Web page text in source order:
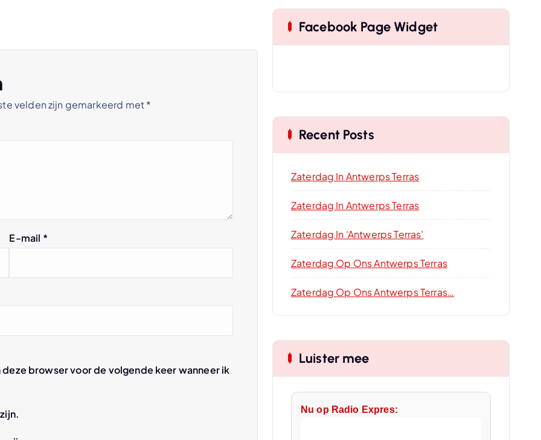
velden zijn gemarkeerd met*
E-mail *
browser voor de volgende keer wanneer ik
Facebook Page Widget
Recent Posts
Zaterdag In Antwerps Terras
Zaterdag In Antwerps Terras
Zaterdag In ‘Antwerps Terras’
Zaterdag Op Ons Antwerps Terras
Zaterdag Op Ons Antwerps Terras…
Luister mee
Nu op Radio Expres: